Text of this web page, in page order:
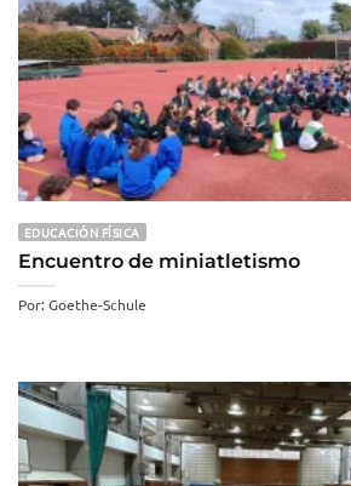
EDUCACIÓN FÍSICA
Encuentro de miniatletismo
Por: Goethe-Schule